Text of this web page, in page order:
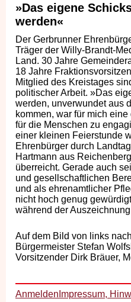
»Das eigene
werden«
Der Gerbrunner
Träger der Willy-Brandt-
Land. 30 Jahre
18 Jahre
Mitglied des Kreistages
politischer Arbeit. »Das
werden, unverwundet aus
kommen, war für mich
für die Menschen zu
einer kleinen Feierstunde
Ehrenbürger durch
Hartmann aus
überreicht. Gerade auch
und gesellschaftlichen
und als ehrenamtlicher
nicht hoch genug
während der
Auf dem Bild von links
Bürgermeister Stefan
Vorsitzender Dirk Bräuer,
Anmelden Impressum,